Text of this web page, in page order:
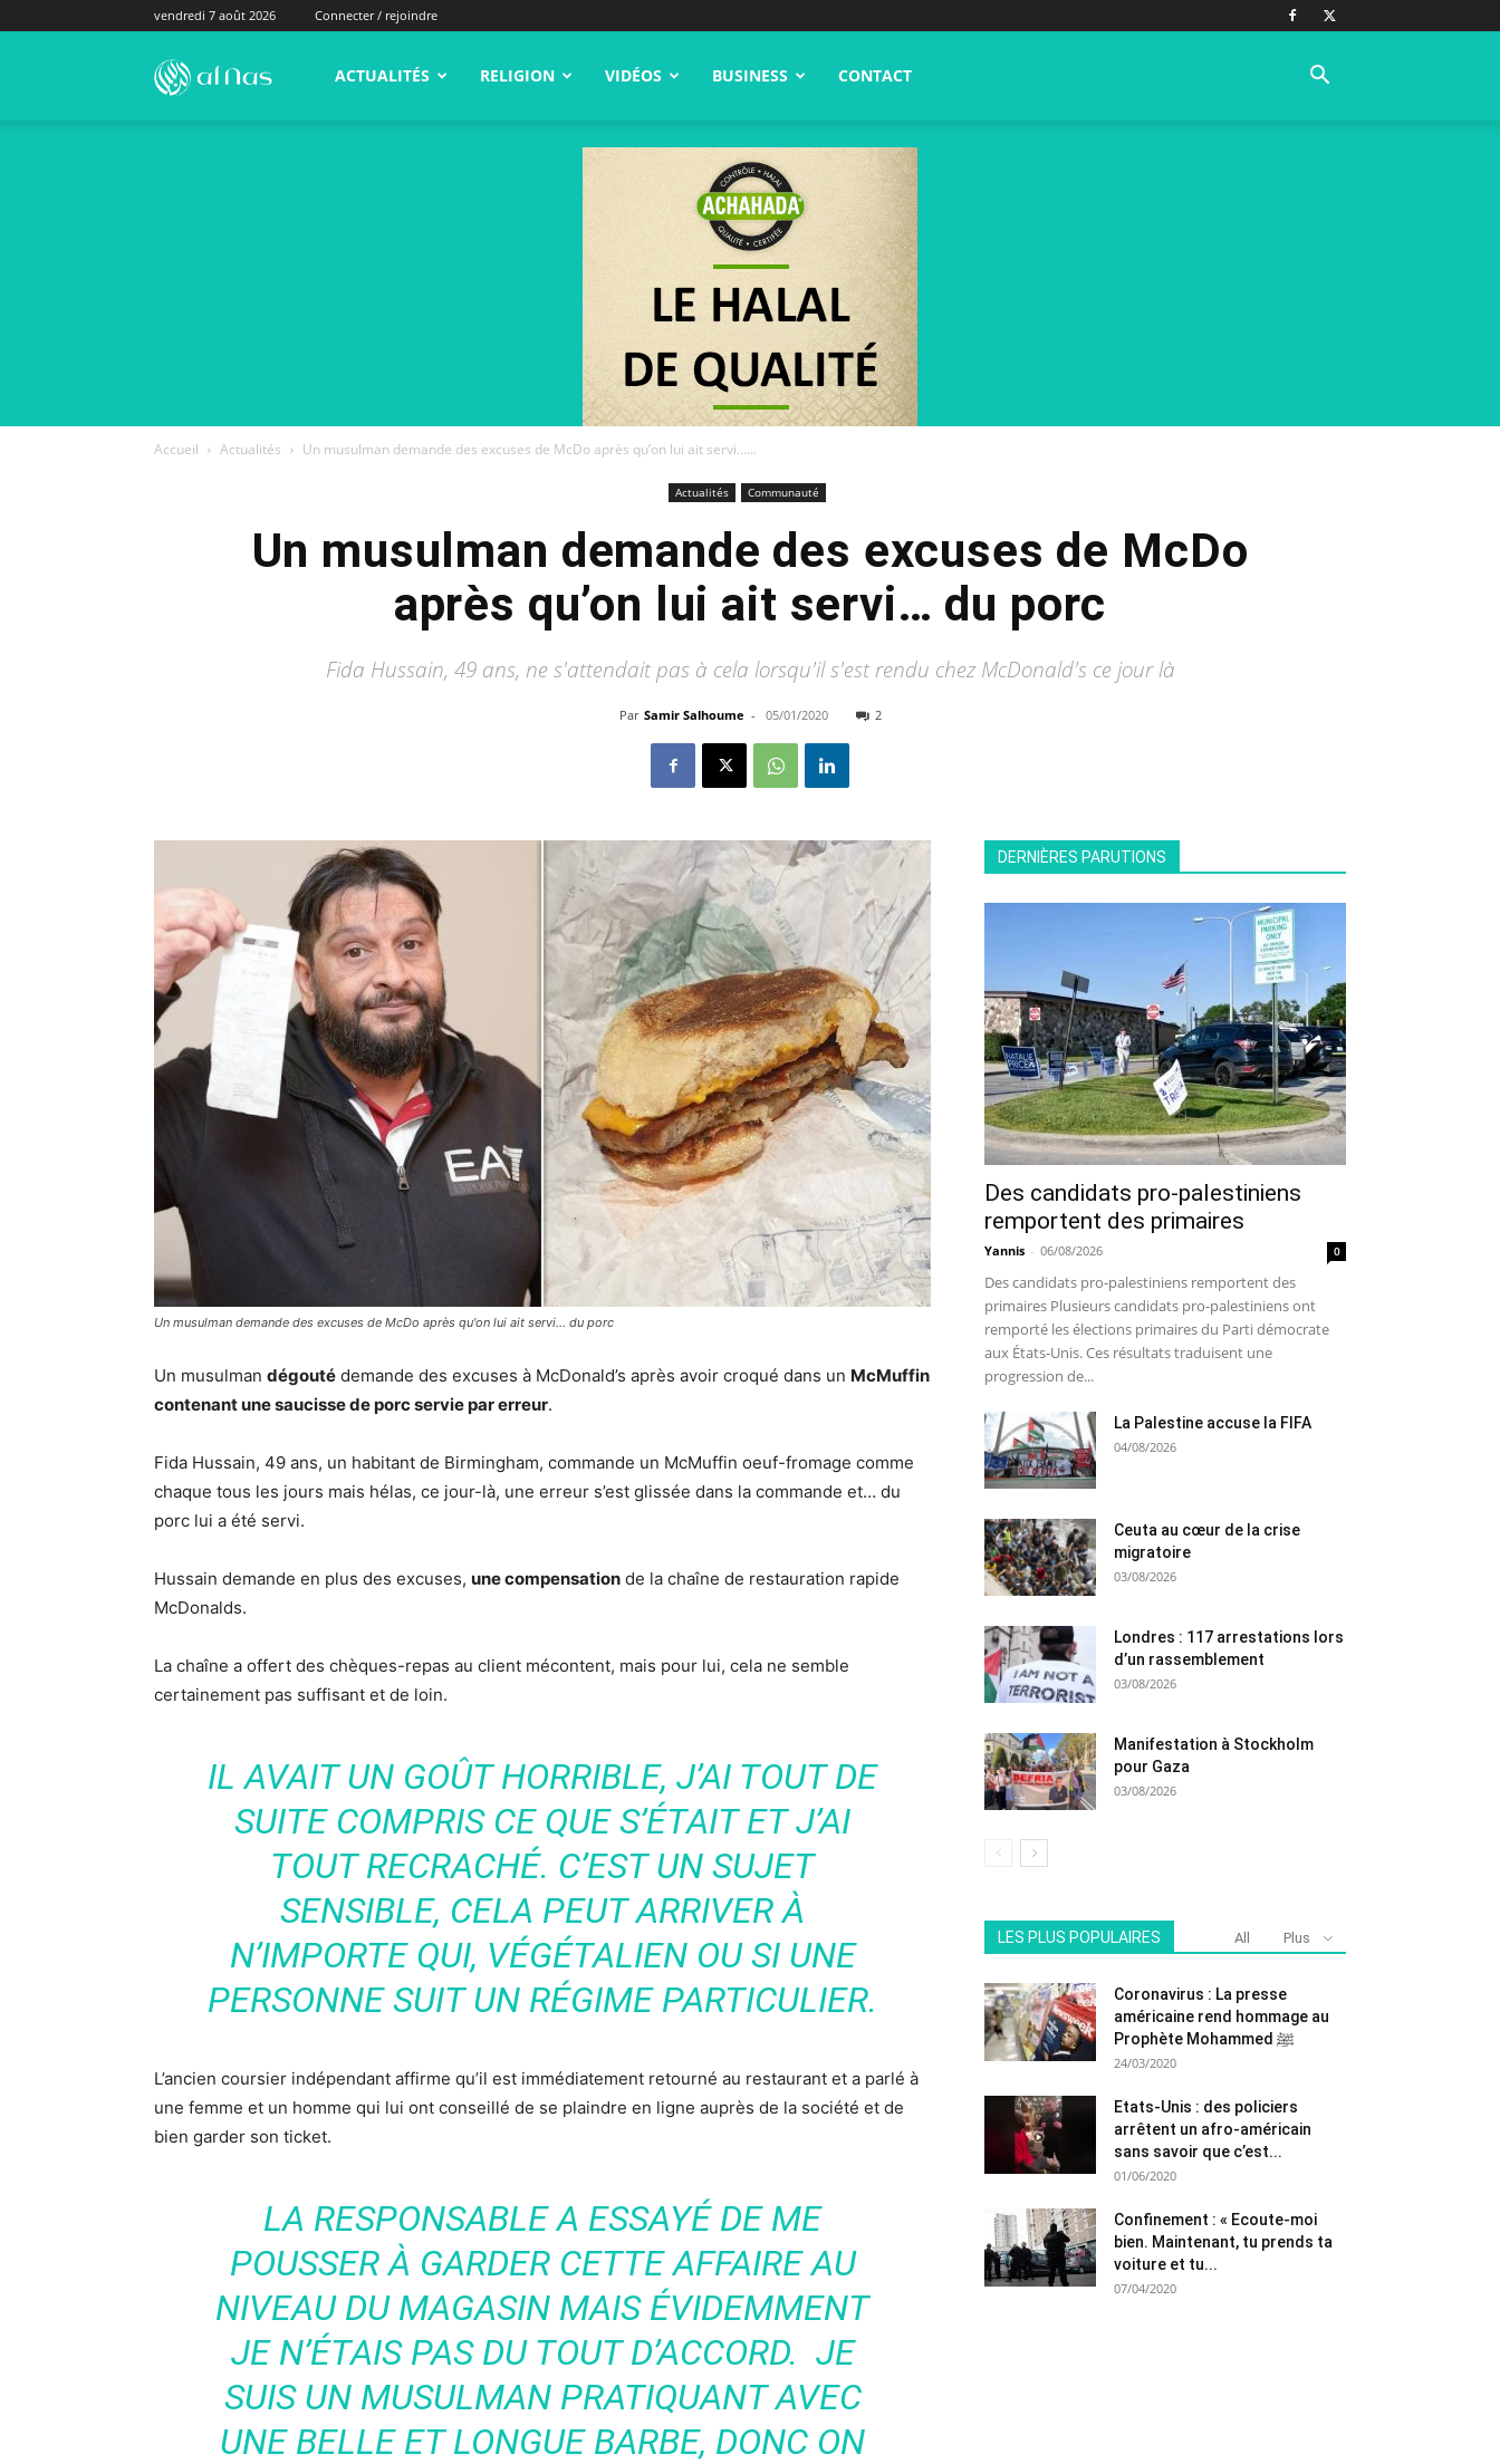
vendredi 7 août 2026 Connecter / rejoindre
alNas.fr ACTUALITÉS RELIGION VIDÉOS BUSINESS CONTACT
Accueil Actualités Un musulman demande des excuses de McDo après qu’on lui ait servi…...
Actualités Communauté
Un musulman demande des excuses de McDo
après qu’on lui ait servi… du porc
Fida Hussain, 49 ans, ne s'attendait pas à cela lorsqu'il s'est rendu chez McDonald's ce jour là
Par Samir Salhoume - 05/01/2020 2
Un musulman demande des excuses de McDo après qu'on lui ait servi... du porc
Un musulman dégouté demande des excuses à McDonald’s après avoir croqué dans un McMuffin
contenant une saucisse de porc servie par erreur.
Fida Hussain, 49 ans, un habitant de Birmingham, commande un McMuffin oeuf-fromage comme
chaque tous les jours mais hélas, ce jour-là, une erreur s’est glissée dans la commande et… du
porc lui a été servi.
Hussain demande en plus des excuses, une compensation de la chaîne de restauration rapide
McDonalds.
La chaîne a offert des chèques-repas au client mécontent, mais pour lui, cela ne semble
certainement pas suffisant et de loin.
IL AVAIT UN GOÛT HORRIBLE, J’AI TOUT DE
SUITE COMPRIS CE QUE S’ÉTAIT ET J’AI
TOUT RECRACHÉ. C’EST UN SUJET
SENSIBLE, CELA PEUT ARRIVER À
N’IMPORTE QUI, VÉGÉTALIEN OU SI UNE
PERSONNE SUIT UN RÉGIME PARTICULIER.
L’ancien coursier indépendant affirme qu’il est immédiatement retourné au restaurant et a parlé à
une femme et un homme qui lui ont conseillé de se plaindre en ligne auprès de la société et de
bien garder son ticket.
LA RESPONSABLE A ESSAYÉ DE ME
POUSSER À GARDER CETTE AFFAIRE AU
NIVEAU DU MAGASIN MAIS ÉVIDEMMENT
JE N’ÉTAIS PAS DU TOUT D’ACCORD. JE
SUIS UN MUSULMAN PRATIQUANT AVEC
UNE BELLE ET LONGUE BARBE, DONC ON
DERNIÈRES PARUTIONS
Des candidats pro-palestiniens
remportent des primaires
Yannis - 06/08/2026 0
Des candidats pro-palestiniens remportent des
primaires Plusieurs candidats pro-palestiniens ont
remporté les élections primaires du Parti démocrate
aux États-Unis. Ces résultats traduisent une
progression de...
La Palestine accuse la FIFA
04/08/2026
Ceuta au cœur de la crise
migratoire
03/08/2026
Londres : 117 arrestations lors
d’un rassemblement
03/08/2026
Manifestation à Stockholm
pour Gaza
03/08/2026
LES PLUS POPULAIRES All Plus
Coronavirus : La presse
américaine rend hommage au
Prophète Mohammed ﷺ
24/03/2020
Etats-Unis : des policiers
arrêtent un afro-américain
sans savoir que c’est...
01/06/2020
Confinement : « Ecoute-moi
bien. Maintenant, tu prends ta
voiture et tu...
07/04/2020